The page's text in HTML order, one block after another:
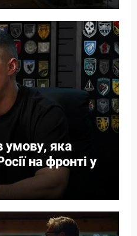
умову, яка
на фронті у